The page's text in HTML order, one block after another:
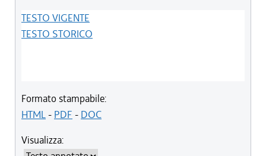
TESTO VIGENTE
TESTO STORICO
Formato stampabile:
HTML- PDF - DOC
Visualizza: